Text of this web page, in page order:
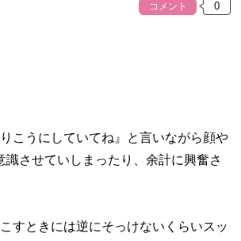
コメント
こうにしていてね』と言いながら顔や
させていしまったり、余計に興奮さ
すときには逆にそっけないくらいスッ